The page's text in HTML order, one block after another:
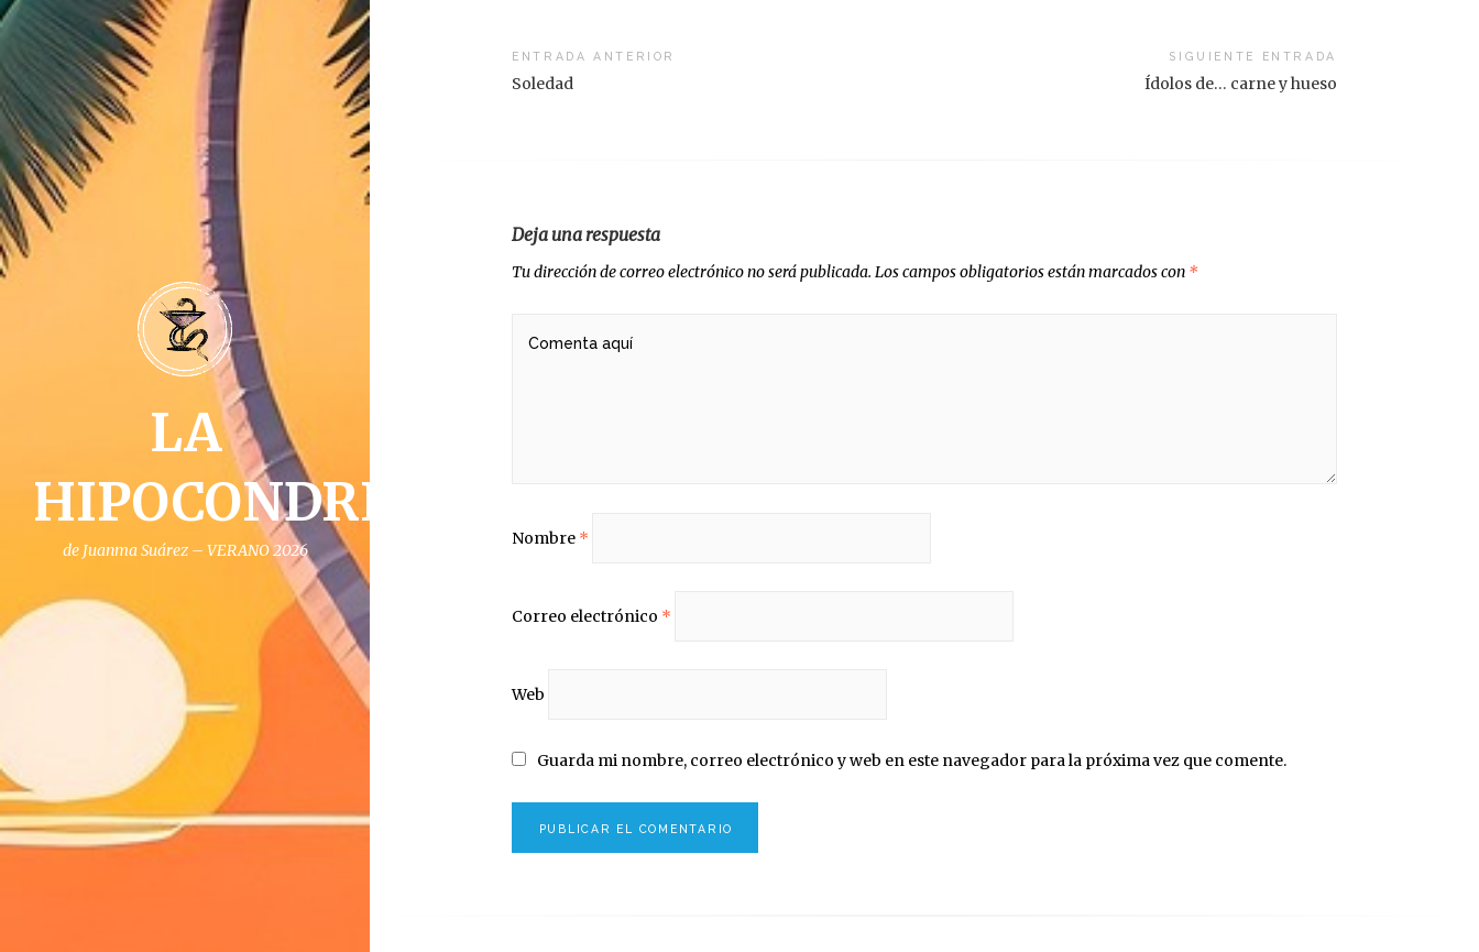
LA
HIPOCONDRIA
de Juanma Suárez – VERANO 2026
Navegación
ENTRADA ANTERIOR
Soledad
SIGUIENTE ENTRADA
Ídolos de… carne y hueso
Deja una respuesta
Tu dirección de correo electrónico no será publicada. Los campos obligatorios están marcados con *
Nombre *
Correo electrónico *
Web
Guarda mi nombre, correo electrónico y web en este navegador para la próxima vez que comente.